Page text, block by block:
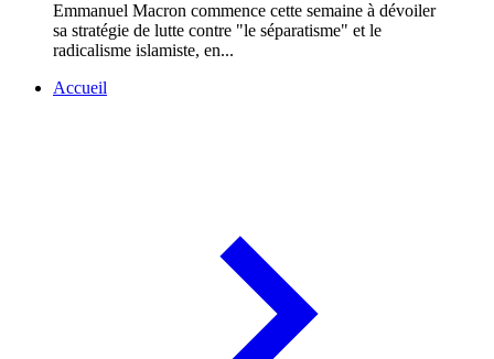
Emmanuel Macron commence cette semaine à dévoiler
sa stratégie de lutte contre "le séparatisme" et le
radicalisme islamiste, en...
Accueil